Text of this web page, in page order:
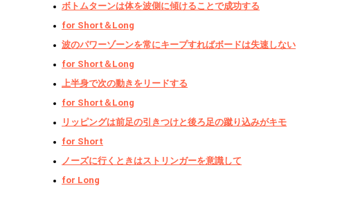
ボトムターンは体を波側に傾けることで成功する
for Short＆Long
波のパワーゾーンを常にキープすればボードは失速しない
for Short＆Long
上半身で次の動きをリードする
for Short＆Long
リッピングは前足の引きつけと後ろ足の蹴り込みがキモ
for Short
ノーズに行くときはストリンガーを意識して
for Long